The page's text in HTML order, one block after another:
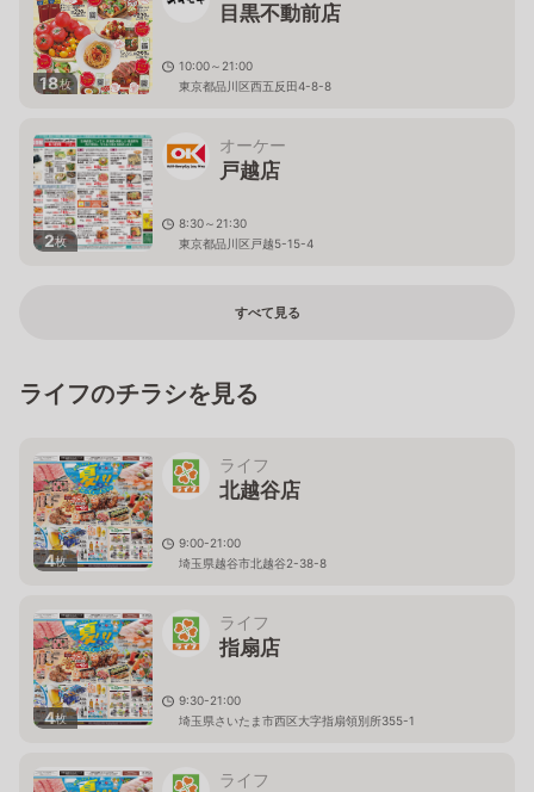
18枚
目黒不動前店
10:00～21:00
東京都品川区西五反田4-8-8
2枚
オーケー
戸越店
8:30～21:30
東京都品川区戸越5-15-4
すべて見る
ライフのチラシを見る
4枚
ライフ
北越谷店
9:00-21:00
埼玉県越谷市北越谷2-38-8
4枚
ライフ
指扇店
9:30-21:00
埼玉県さいたま市西区大字指扇領別所355-1
ライフ